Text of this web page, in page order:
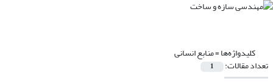
کلیدواژه‌ها =منابع انسانی
تعداد مقالات: 1